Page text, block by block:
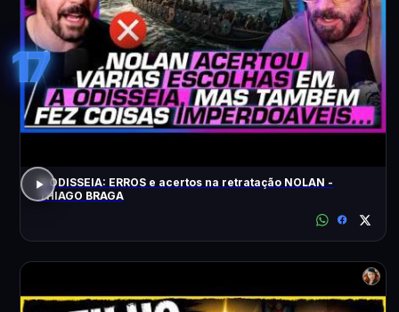
17
A ODISSEIA: ERROS e acertos na retratação NOLAN -
THIAGO BRAGA